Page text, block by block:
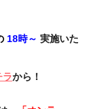
18時～ 実施いた
ラから！